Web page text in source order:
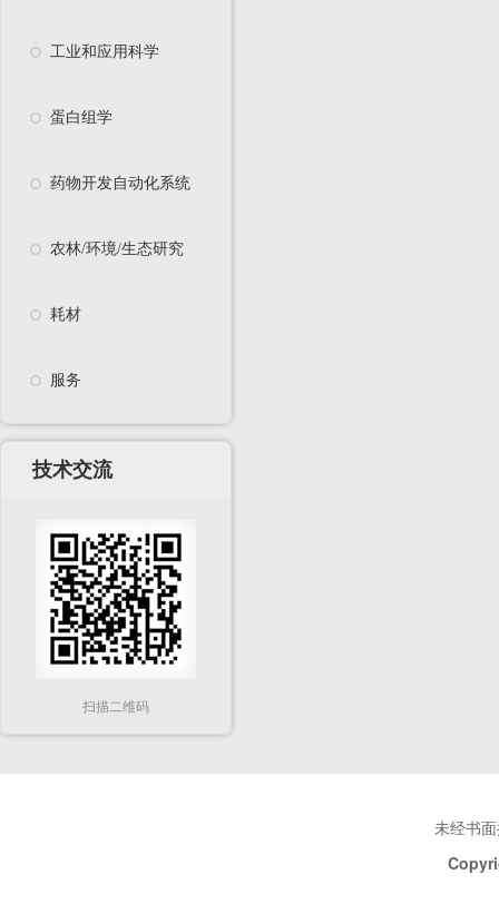
工业和应用科学
蛋白组学
药物开发自动化系统
农林/环境/生态研究
耗材
服务
技术交流
扫描二维码
未经书